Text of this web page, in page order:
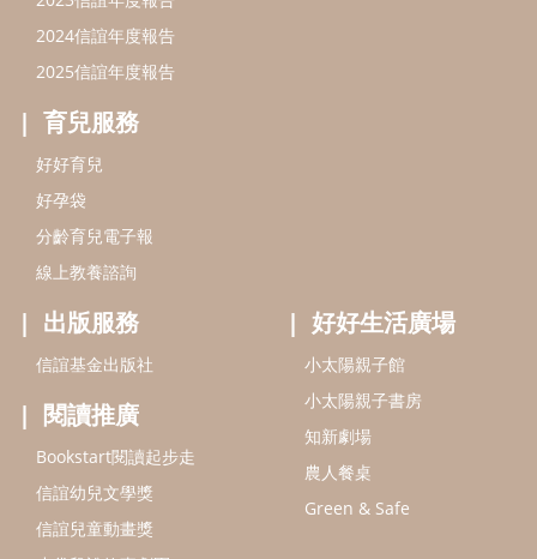
出版服務
信誼基金出版社
閱讀推廣
Bookstart閱讀起步走
信誼幼兒文學獎
信誼兒童動畫獎
小袋鼠說故事劇團
service@hsin-yi.org.tw
信誼好好育兒
小太陽親子書房
(02)2396-5305轉2345 (週一～週五 9:00～18:00)
認識信誼 合作洽談 智慧財產權聲明
本網站建議使用IE9(含以上)或 Google Chrome 版本瀏覽器
信誼基金會/上誼文化實業股份有限公司 版權所有 ©